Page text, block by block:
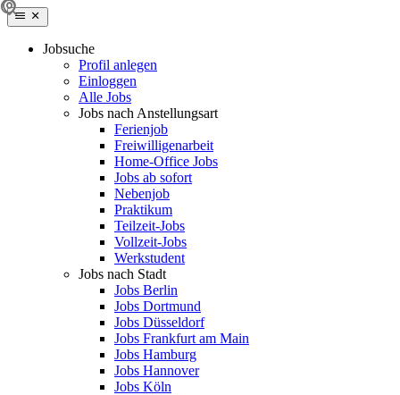
Jobsuche
Profil anlegen
Einloggen
Alle Jobs
Jobs nach Anstellungsart
Ferienjob
Freiwilligenarbeit
Home-Office Jobs
Jobs ab sofort
Nebenjob
Praktikum
Teilzeit-Jobs
Vollzeit-Jobs
Werkstudent
Jobs nach Stadt
Jobs Berlin
Jobs Dortmund
Jobs Düsseldorf
Jobs Frankfurt am Main
Jobs Hamburg
Jobs Hannover
Jobs Köln